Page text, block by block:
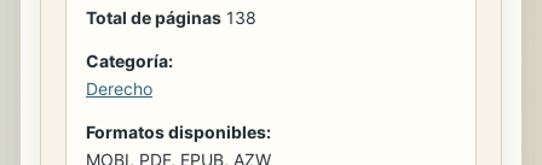
Total de páginas 138
Categoría:
Derecho
Formatos disponibles:
MOBI, PDF, EPUB, AZW